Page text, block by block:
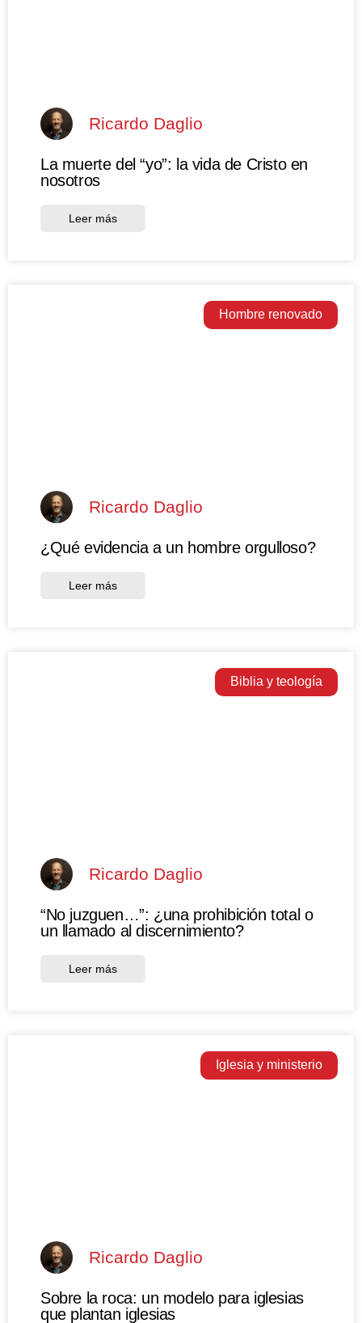
Ricardo Daglio
La muerte del “yo”: la vida de Cristo en
nosotros
Leer más
Hombre renovado
Ricardo Daglio
¿Qué evidencia a un hombre orgulloso?
Leer más
Biblia y teología
Ricardo Daglio
“No juzguen…”: ¿una prohibición total o
un llamado al discernimiento?
Leer más
Iglesia y ministerio
Ricardo Daglio
Sobre la roca: un modelo para iglesias
que plantan iglesias